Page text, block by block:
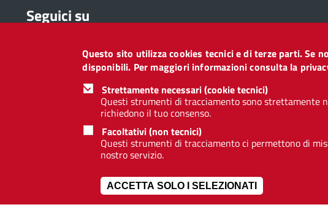
Seguici su
Collegamento
Facebook
Collegamento
a
Twitter
Collegamento
a
Instagram
Collegamento
a
LinkedIn
Collegamento
a
You
Tube
Collegamento
a
Telegram
Collegamento
a
Whatsapp
Redazione web Privacy Note legali
Questo sito utilizza cookies tecnici e di terze parti. Se
disponibili. Per maggiori informazioni consulta la
Strettamente necessari (cookie tecnici)
Questi strumenti di tracciamento sono strettamente
richiedono il tuo consenso.
Facoltativi (non tecnici)
Questi strumenti di tracciamento ci permettono di
nostro servizio.
ACCETTA SOLO I SELEZIONATI